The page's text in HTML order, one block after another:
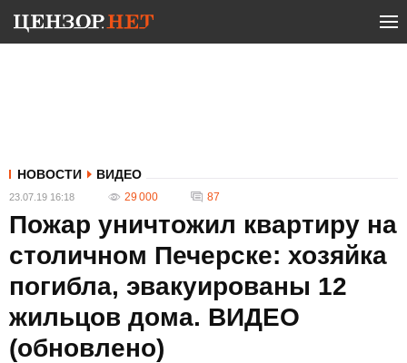
НОВОСТИ ВИДЕО
23.07.19 16:18 29 000 87
Пожар уничтожил квартиру на
столичном Печерске: хозяйка
погибла, эвакуированы 12
жильцов дома. ВИДЕО
(обновлено)